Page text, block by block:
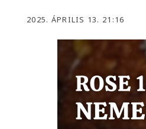
2025. ÁPRILIS 13. 21:16